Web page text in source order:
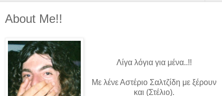
About Me!!
Λίγα λόγια για μένα..!!
Με λένε Αστέριο Σαλτζίδη με ξέρουν
και (Στέλιο).